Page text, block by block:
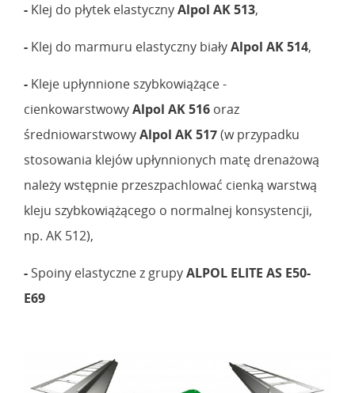
- Klej do płytek elastycznyAlpol AK 513,
- Klej do marmuru elastyczny białyAlpol AK 514,
- Kleje upłynnione szybkowiążące -
cienkowarstwowyAlpol AK 516 oraz
średniowarstwowyAlpol AK 517(w przypadku
stosowania klejów upłynnionych matę drenażową
należy wstępnie przeszpachlować cienką warstwą
kleju szybkowiążącego o normalnej konsystencji,
np. AK 512),
- Spoiny elastyczne z grupyALPOL ELITE AS E50-
E69